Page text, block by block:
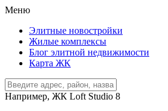
Меню
Элитные новостройки
Жилые комплексы
Блог элитной недвижимости
Карта ЖК
Например, ЖК Loft Studio 8